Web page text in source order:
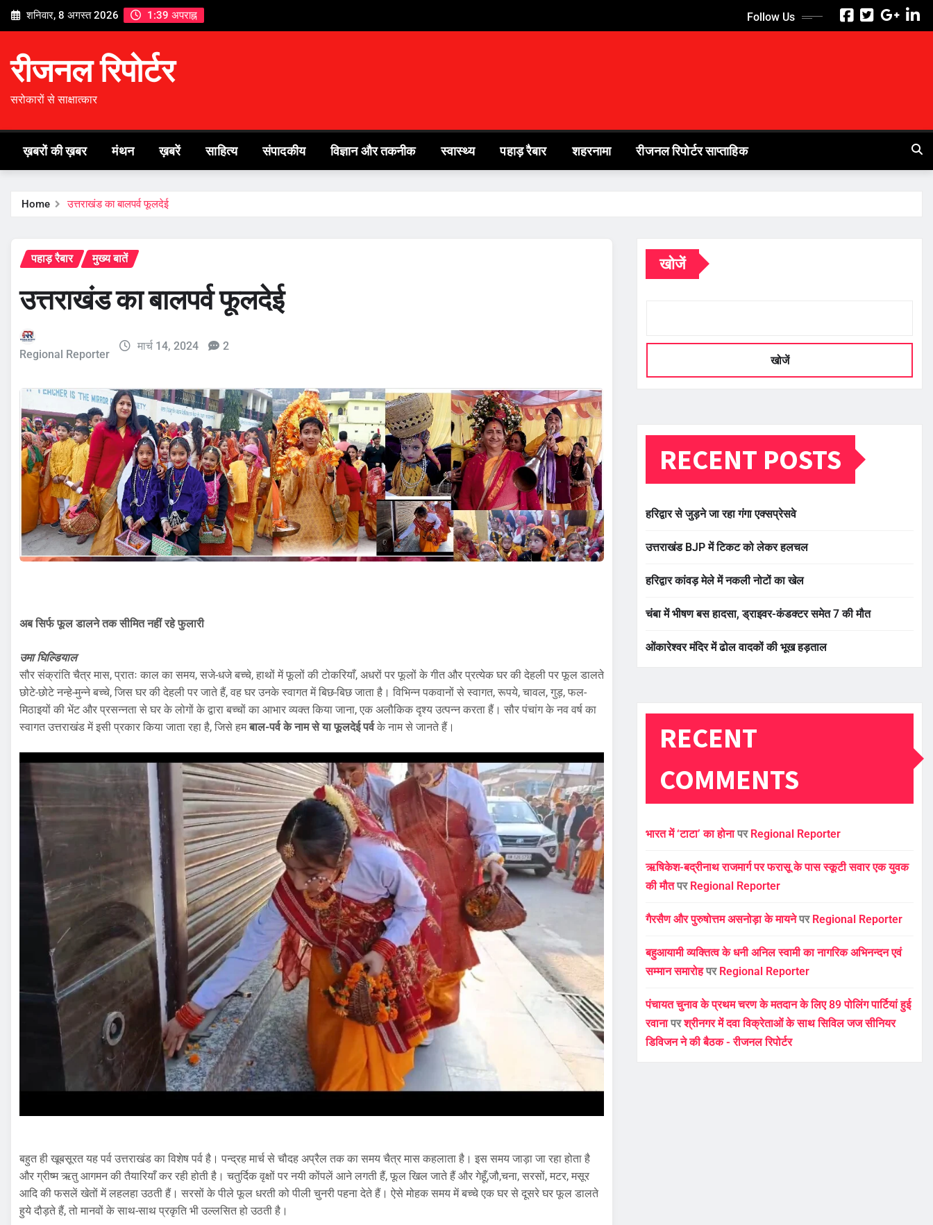
Skip
शनिवार, 8 अगस्त 2026 1:39 अपराह्न Follow Us
रीजनल रिपोर्टर
सरोकारों से साक्षात्कार
ख़बरों की ख़बर मंथन ख़बरें साहित्य संपादकीय विज्ञान और तकनीक स्वास्थ्य पहाड़ रैबार शहरनामा रीजनल रिपोर्टर साप्ताहिक
Home उत्तराखंड का बालपर्व फूलदेई
पहाड़ रैबार मुख्य बातें
उत्तराखंड का बालपर्व फूलदेई
Regional Reporter
मार्च 14, 2024 2
अब सिर्फ फूल डालने तक सीमित नहीं रहे फुलारी
उमा घिल्डियाल
सौर संक्रांति चैत्र मास, प्रातः काल का समय, सजे-धजे बच्चे, हाथों में फूलों की टोकरियाँ, अधरों पर फूलों के गीत और प्रत्येक घर की देहली पर फूल डालते
छोटे-छोटे नन्हे-मुन्ने बच्चे, जिस घर की देहली पर जाते हैं, वह घर उनके स्वागत में बिछ-बिछ जाता है। विभिन्न पकवानों से स्वागत, रूपये, चावल, गुड़, फल-
मिठाइयों की भेंट और प्रसन्नता से घर के लोगों के द्वारा बच्चों का आभार व्यक्त किया जाना, एक अलौकिक दृश्य उत्पन्न करता हैं। सौर पंचांग के नव वर्ष का
स्वागत उत्तराखंड में इसी प्रकार किया जाता रहा है, जिसे हमबाल-पर्व के नाम से या फूलदेई पर्वके नाम से जानते हैं।
बहुत ही खूबसूरत यह पर्व उत्तराखंड का विशेष पर्व है। पन्द्रह मार्च से चौदह अप्रैल तक का समय चैत्र मास कहलाता है। इस समय जाड़ा जा रहा होता है
और ग्रीष्म ऋतु आगमन की तैयारियाँ कर रही होती है। चतुर्दिक वृक्षों पर नयी कोंपलें आने लगती हैं, फूल खिल जाते हैं और गेहूँ,जौ,चना, सरसों, मटर, मसूर
आदि की फसलें खेतों में लहलहा उठती हैं। सरसों के पीले फूल धरती को पीली चुनरी पहना देते हैं। ऐसे मोहक समय में बच्चे एक घर से दूसरे घर फूल डालते
हुये दौड़ते हैं, तो मानवों के साथ-साथ प्रकृति भी उल्लसित हो उठती है।
खोजें
खोजें
RECENT POSTS
हरिद्वार से जुड़ने जा रहा गंगा एक्सप्रेसवे
उत्तराखंड BJP में टिकट को लेकर हलचल
हरिद्वार कांवड़ मेले में नकली नोटों का खेल
चंबा में भीषण बस हादसा, ड्राइवर-कंडक्टर समेत 7 की मौत
ओंकारेश्वर मंदिर में ढोल वादकों की भूख हड़ताल
RECENT
COMMENTS
भारत में ‘टाटा’ का होनापर Regional Reporter
ऋषिकेश-बद्रीनाथ राजमार्ग पर फरासू के पास स्कूटी सवार एक युवक
की मौतपर Regional Reporter
गैरसैण और पुरुषोत्तम असनोड़ा के मायनेपर Regional Reporter
बहुआयामी व्यक्तित्व के धनी अनिल स्वामी का नागरिक अभिनन्दन एवं
सम्मान समारोहपर Regional Reporter
पंचायत चुनाव के प्रथम चरण के मतदान के लिए 89 पोलिंग पार्टियां हुई
रवानापरश्रीनगर में दवा विक्रेताओं के साथ सिविल जज सीनियर
डिविजन ने की बैठक - रीजनल रिपोर्टर